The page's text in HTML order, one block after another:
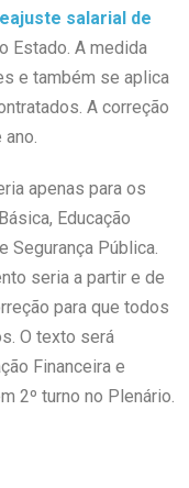
salarial de
Estado. A medida
e também se aplica
A correção
apenas para os
Educação
Segurança Pública.
seria a partir e de
para que todos
O texto será
Financeira e
2º turno no Plenário.